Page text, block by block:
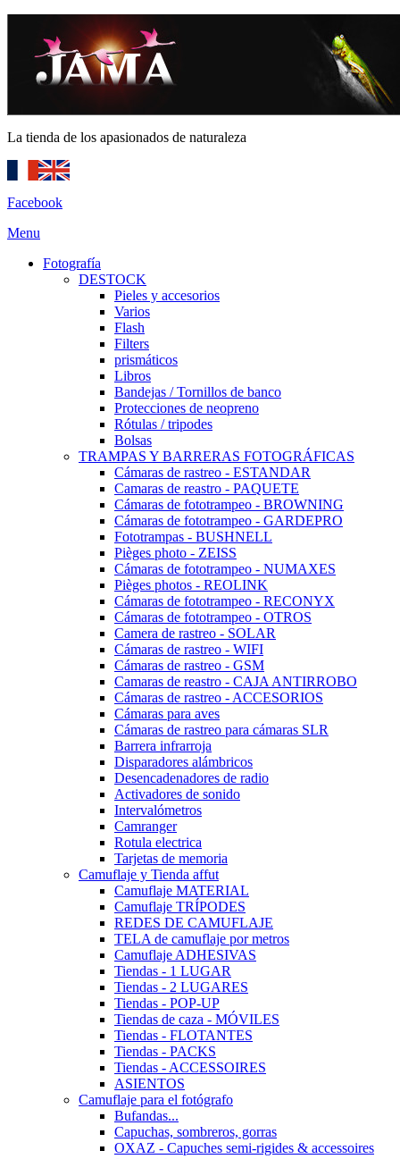
La tienda de los apasionados de naturaleza
Facebook
Menu
Fotografía
DESTOCK
Pieles y accesorios
Varios
Flash
Filters
prismáticos
Libros
Bandejas / Tornillos de banco
Protecciones de neopreno
Rótulas / tripodes
Bolsas
TRAMPAS Y BARRERAS FOTOGRÁFICAS
Cámaras de rastreo - ESTANDAR
Camaras de reastro - PAQUETE
Cámaras de fototrampeo - BROWNING
Cámaras de fototrampeo - GARDEPRO
Fototrampas - BUSHNELL
Pièges photo - ZEISS
Cámaras de fototrampeo - NUMAXES
Pièges photos - REOLINK
Cámaras de fototrampeo - RECONYX
Cámaras de fototrampeo - OTROS
Camera de rastreo - SOLAR
Cámaras de rastreo - WIFI
Cámaras de rastreo - GSM
Camaras de reastro - CAJA ANTIRROBO
Cámaras de rastreo - ACCESORIOS
Cámaras para aves
Cámaras de rastreo para cámaras SLR
Barrera infrarroja
Disparadores alámbricos
Desencadenadores de radio
Activadores de sonido
Intervalómetros
Camranger
Rotula electrica
Tarjetas de memoria
Camuflaje y Tienda affut
Camuflaje MATERIAL
Camuflaje TRÍPODES
REDES DE CAMUFLAJE
TELA de camuflaje por metros
Camuflaje ADHESIVAS
Tiendas - 1 LUGAR
Tiendas - 2 LUGARES
Tiendas - POP-UP
Tiendas de caza - MÓVILES
Tiendas - FLOTANTES
Tiendas - PACKS
Tiendas - ACCESSOIRES
ASIENTOS
Camuflaje para el fotógrafo
Bufandas...
Capuchas, sombreros, gorras
OXAZ - Capuches semi-rigides & accessoires